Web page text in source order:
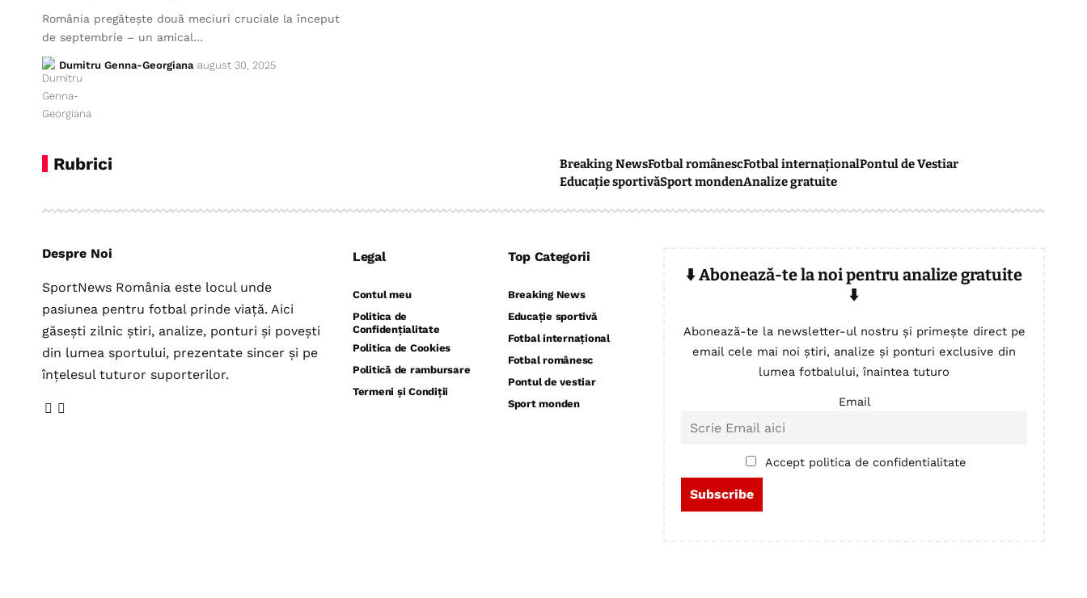
România pregătește două meciuri cruciale la început
de septembrie – un amical…
Dumitru Genna-Georgiana august 30, 2025
Rubrici Breaking NewsFotbal românescFotbal internaționalPontul de Vestiar
Educație sportivăSport mondenAnalize gratuite
Despre Noi
SportNews România este locul unde
pasiunea pentru fotbal prinde viață. Aici
găsești zilnic știri, analize, ponturi și povești
din lumea sportului, prezentate sincer și pe
înțelesul tuturor suporterilor.
Legal
Contul meu
Politica de
Confidențialitate
Politica de Cookies
Politică de rambursare
Termeni și Condiții
Top Categorii
Breaking News
Educație sportivă
Fotbal internațional
Fotbal românesc
Pontul de vestiar
Sport monden
⬇️ Abonează-te la noi pentru analize gratuite
⬇️
Abonează-te la newsletter-ul nostru și primește direct pe
email cele mai noi știri, analize și ponturi exclusive din
lumea fotbalului, înaintea tuturo
Email
Accept politica de confidentialitate